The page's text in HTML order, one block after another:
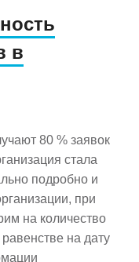
в
80 % заявок
стала
подробно и
при
на количество
на дату